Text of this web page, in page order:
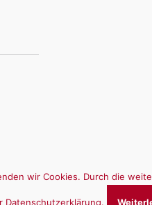
wir Cookies. Durch die
Datenschutzerklärung.